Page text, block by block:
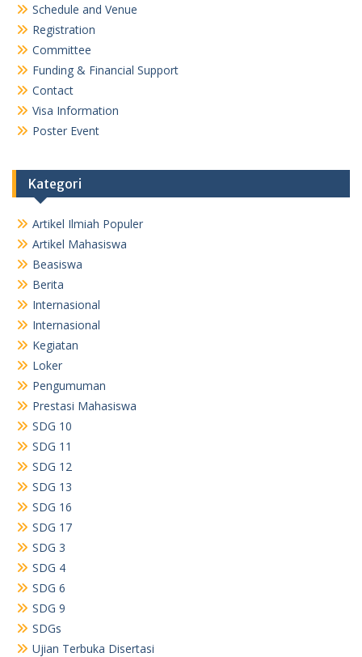
Schedule and Venue
Registration
Committee
Funding & Financial Support
Contact
Visa Information
Poster Event
Kategori
Artikel Ilmiah Populer
Artikel Mahasiswa
Beasiswa
Berita
Internasional
Internasional
Kegiatan
Loker
Pengumuman
Prestasi Mahasiswa
SDG 10
SDG 11
SDG 12
SDG 13
SDG 16
SDG 17
SDG 3
SDG 4
SDG 6
SDG 9
SDGs
Ujian Terbuka Disertasi